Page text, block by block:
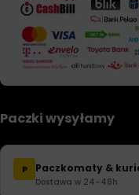
Paczki wysyłamy
P Paczkomaty &
Dostawa w 24–48h